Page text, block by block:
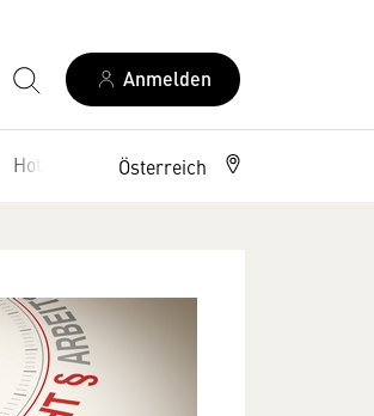
Anmelden
Hotelklassifizierung
Österreich